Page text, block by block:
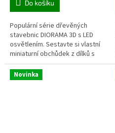
Do košíku
Populární série dřevěných
stavebnic DIORAMA 3D s LED
osvětlením. Sestavte si vlastní
miniaturní obchůdek z dílků s
barevným potiskem a vytvořte
působivou dekoraci pokoje.
Novinka